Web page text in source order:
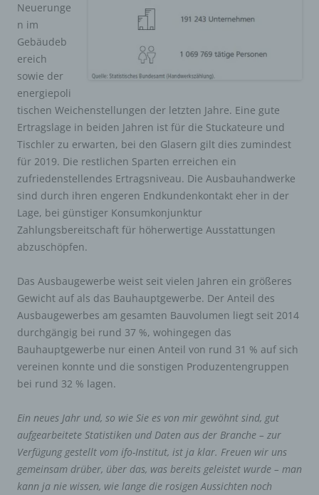
Neuerunge
n im
Gebäudeb
ereich
sowie der
energiepoli
tischen Weichenstellungen der letzten Jahre. Eine gute
Ertragslage in beiden Jahren ist für die Stuckateure und
Tischler zu erwarten, bei den Glasern gilt dies zumindest
für 2019. Die restlichen Sparten erreichen ein
zufriedenstellendes Ertragsniveau. Die Ausbauhandwerke
sind durch ihren engeren Endkundenkontakt eher in der
Lage, bei günstiger Konsumkonjunktur
Zahlungsbereitschaft für höherwertige Ausstattungen
abzuschöpfen.
Das Ausbaugewerbe weist seit vielen Jahren ein größeres
Gewicht auf als das Bauhauptgewerbe. Der Anteil des
Ausbaugewerbes am gesamten Bauvolumen liegt seit 2014
durchgängig bei rund 37 %, wohingegen das
Bauhauptgewerbe nur einen Anteil von rund 31 % auf sich
vereinen konnte und die sonstigen Produzentengruppen
bei rund 32 % lagen.
Ein neues Jahr und, so wie Sie es von mir gewöhnt sind, gut
aufgearbeitete Statistiken und Daten aus der Branche – zur
Verfügung gestellt vom ifo-Institut, ist ja klar. Freuen wir uns
gemeinsam drüber, über das, was bereits geleistet wurde – man
kann ja nie wissen, wie lange die rosigen Aussichten noch